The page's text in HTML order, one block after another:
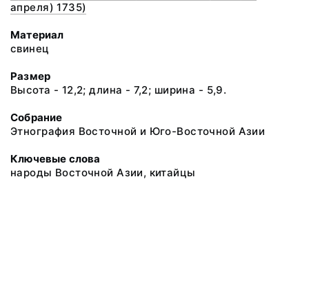
апреля) 1735)
Материал
свинец
Размер
Высота - 12,2; длина - 7,2; ширина - 5,9.
Собрание
Этнография Восточной и Юго-Восточной Азии
Ключевые слова
народы Восточной Азии, китайцы